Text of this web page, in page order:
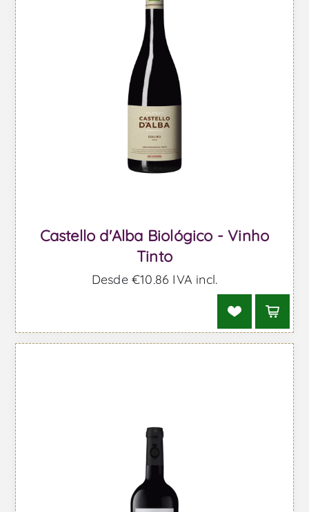
Castello d'Alba Biológico - Vinho
Tinto
Desde €10,86 IVA incl.